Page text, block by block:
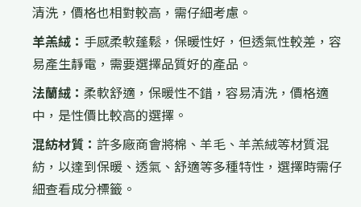
清洗，價格也相對較高，需仔細考慮。
羊羔絨： 手感柔軟蓬鬆，保暖性好，但透氣性較差，容
易產生靜電，需要選擇品質好的產品。
法蘭絨： 柔軟舒適，保暖性不錯，容易清洗，價格適
中，是性價比較高的選擇。
混紡材質： 許多廠商會將棉、羊毛、羊羔絨等材質混
紡，以達到保暖、透氣、舒適等多種特性，選擇時需仔
細查看成分標籤。